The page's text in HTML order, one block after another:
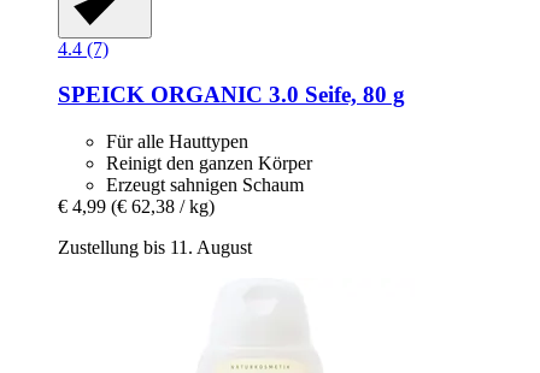
4.4 (7)
SPEICK ORGANIC 3.0 Seife, 80 g
Für alle Hauttypen
Reinigt den ganzen Körper
Erzeugt sahnigen Schaum
€ 4,99 (€ 62,38 / kg)
Zustellung bis 11. August